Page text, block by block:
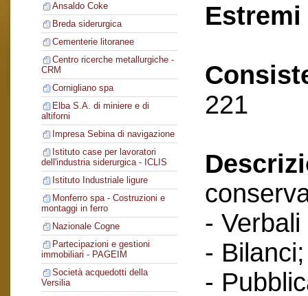
Ansaldo Coke
Breda siderurgica
Cementerie litoranee
Centro ricerche metallurgiche -
CRM
Cornigliano spa
Elba S.A. di miniere e di
altiforni
Impresa Sebina di navigazione
Istituto case per lavoratori
dell'industria siderurgica - ICLIS
Istituto Industriale ligure
Monferro spa - Costruzioni e
montaggi in ferro
Nazionale Cogne
Partecipazioni e gestioni
immobiliari - PAGEIM
Società acquedotti della
Versilia
221
-
- Bilanci;
-